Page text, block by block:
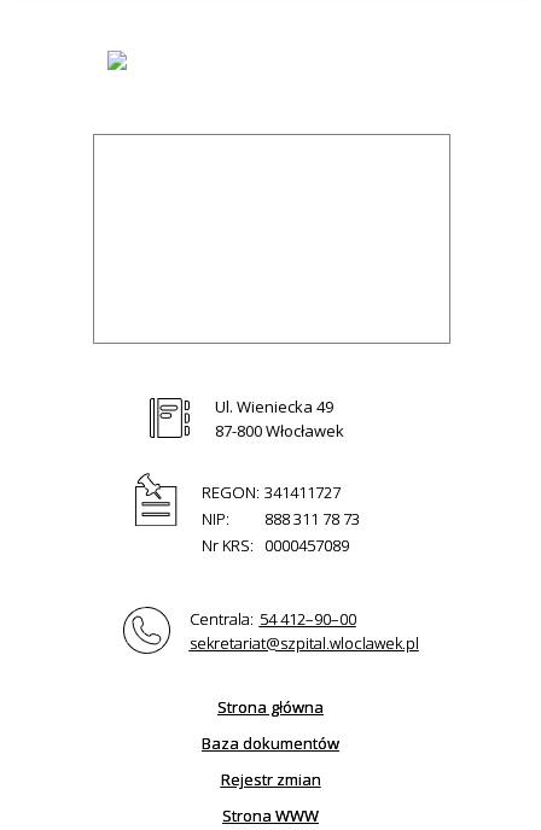
Ul. Wieniecka 49
87-800 Włocławek
REGON: 341411727
NIP:
888 311 78 73
Nr KRS:
0000457089
Centrala: 54 412–90–00
sekretariat@szpital.wloclawek.pl
Strona główna
Baza dokumentów
Rejestr zmian
Strona WWW